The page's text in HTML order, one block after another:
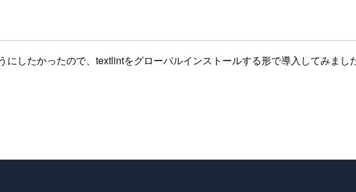
にしたかったので、textlintをグローバルインストールする形で導入してみまし